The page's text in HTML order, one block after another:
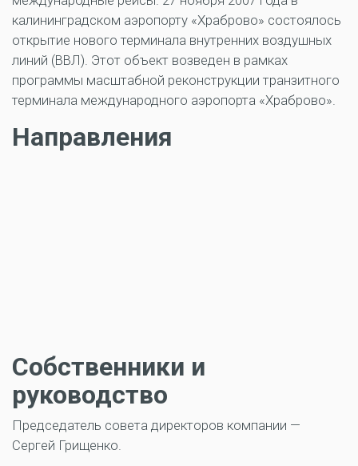
калининградском аэропорту «Храброво» состоялось
открытие нового терминала внутренних воздушных
линий (ВВЛ). Этот объект возведен в рамках
программы масштабной реконструкции транзитного
терминала международного аэропорта «Храброво».
Направления
Собственники и
руководство
Председатель совета директоров компании —
Сергей Грищенко.